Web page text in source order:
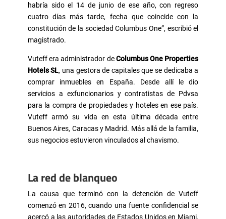
habría sido el 14 de junio de ese año, con regreso
cuatro días más tarde, fecha que coincide con la
constitución de la sociedad Columbus One”, escribió el
magistrado.
Vuteff era administrador deColumbus One Properties
Hotels SL, una gestora de capitales que se dedicaba a
comprar inmuebles en España. Desde allí le dio
servicios a exfuncionarios y contratistas de Pdvsa
para la compra de propiedades y hoteles en ese país.
Vuteff armó su vida en esta última década entre
Buenos Aires, Caracas y Madrid. Más allá de la familia,
sus negocios estuvieron vinculados al chavismo.
La red de blanqueo
La causa que terminó con la detención de Vuteff
comenzó en 2016, cuando una fuente confidencial se
acercó a las autoridades de Estados Unidos en Miami,